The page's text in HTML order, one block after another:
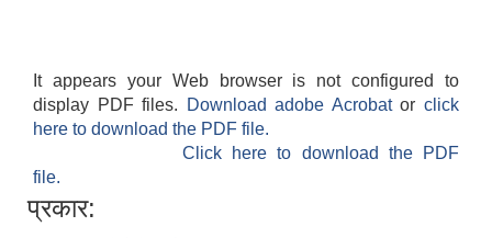
It appears your Web browser is not configured to
display PDF files.
Download adobe Acrobatorclick
here to download the PDF file.
Click here to download the PDF
file.
प्रकार: